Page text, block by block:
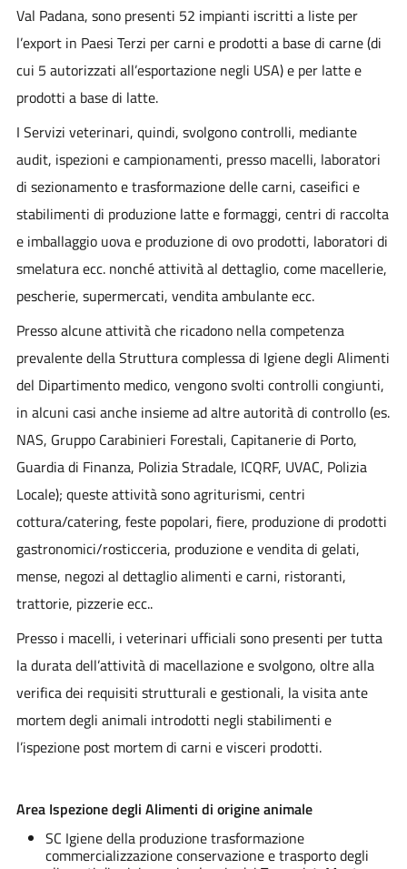
Val Padana, sono presenti 52 impianti iscritti a liste per
l’export in Paesi Terzi per carni e prodotti a base di carne (di
cui 5 autorizzati all’esportazione negli USA) e per latte e
prodotti a base di latte.
I Servizi veterinari, quindi, svolgono controlli, mediante
audit, ispezioni e campionamenti, presso macelli, laboratori
di sezionamento e trasformazione delle carni, caseifici e
stabilimenti di produzione latte e formaggi, centri di raccolta
e imballaggio uova e produzione di ovo prodotti, laboratori di
smelatura ecc. nonché attività al dettaglio, come macellerie,
pescherie, supermercati, vendita ambulante ecc.
Presso alcune attività che ricadono nella competenza
prevalente della Struttura complessa di Igiene degli Alimenti
del Dipartimento medico, vengono svolti controlli congiunti,
in alcuni casi anche insieme ad altre autorità di controllo (es.
NAS, Gruppo Carabinieri Forestali, Capitanerie di Porto,
Guardia di Finanza, Polizia Stradale, ICQRF, UVAC, Polizia
Locale); queste attività sono agriturismi, centri
cottura/catering, feste popolari, fiere, produzione di prodotti
gastronomici/rosticceria, produzione e vendita di gelati,
mense, negozi al dettaglio alimenti e carni, ristoranti,
trattorie, pizzerie ecc..
Presso i macelli, i veterinari ufficiali sono presenti per tutta
la durata dell’attività di macellazione e svolgono, oltre alla
verifica dei requisiti strutturali e gestionali, la visita ante
mortem degli animali introdotti negli stabilimenti e
l’ispezione post mortem di carni e visceri prodotti.
Area Ispezione degli Alimenti di origine animale
SC Igiene della produzione trasformazione
commercializzazione conservazione e trasporto degli